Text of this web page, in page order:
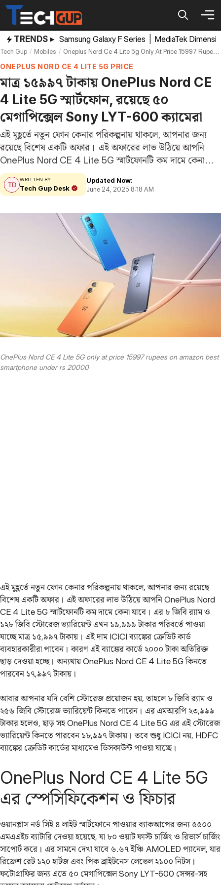
Skip
content
TRENDS ▸ Samsung Galaxy F Series MediaTek
Tech Gup Mobiles Oneplus Nord Ce 4 Lite 5g Only At Price 15997 Rupees On Amazon Best Smartphone Under Rs 20000
ONEPLUS NORD CE 4 LITE 5G PRICE
মাত্র ১৫৯৯৭ টাকায় OnePlus Nord CE
4 Lite 5G স্মার্টফোন, রয়েছে ৫০
মেগাপিক্সেল Sony LYT-600 ক্যামেরা
এই মুহূর্তে নতুন ফোন কেনার পরিকল্পনায় থাকলে, আপনার জন্য
রয়েছে বিশেষ একটি অফার। এই অফারের লাভ উঠিয়ে আপনি
OnePlus Nord CE 4 Lite 5G স্মার্টফোনটি কম দামে কেনা
যাবে। এর ৮ জিবি র‍্যাম ও ১২৮ জিবি স্টোরেজ ভ্যারিয়েন্ট এখন
১৯,৯৯৯…
WRITTEN BY :
Tech Gup Desk
Updated Now:
June 24, 2025 8:18 AM
OnePlus Nord CE 4 Lite 5G only at price 15997 rupees on amazon best
smartphone under rs 20000
এই মুহূর্তে নতুন ফোন কেনার পরিকল্পনায় থাকলে, আপনার জন্য রয়েছে
বিশেষ একটি অফার। এই অফারের লাভ উঠিয়ে আপনি OnePlus Nord
CE 4 Lite 5G স্মার্টফোনটি কম দামে কেনা যাবে। এর ৮ জিবি র‍্যাম ও
১২৮ জিবি স্টোরেজ ভ্যারিয়েন্ট এখন ১৯,৯৯৯ টাকার পরিবর্তে পাওয়া
যাচ্ছে মাত্র ১৫,৯৯৭ টাকায়। এই দাম ICICI ব্যাঙ্কের ক্রেডিট কার্ড
ব্যবহারকারীরা পাবেন। কারণ এই ব্যাঙ্কের কার্ডে ২০০০ টাকা অতিরিক্ত
ছাড় দেওয়া হচ্ছে। অন্যথায় OnePlus Nord CE 4 Lite 5G কিনতে
পারবেন ১৭,৯৯৭ টাকায়।
আবার আপনার যদি বেশি স্টোরেজ প্রয়োজন হয়, তাহলে ৮ জিবি র‍্যাম ও
২৫৬ জিবি স্টোরেজ ভ্যারিয়েন্ট কিনতে পারেন। এর এমআরপি ২৩,৯৯৯
টাকার হলেও, ছাড় সহ OnePlus Nord CE 4 Lite 5G এর এই স্টোরেজ
ভ্যারিয়েন্ট কিনতে পারবেন ১৮,৯৯৭ টাকায়। তবে শুধু ICICI নয়, HDFC
ব্যাঙ্কের ক্রেডিট কার্ডের মাধ্যমেও ডিসকাউন্ট পাওয়া যাচ্ছে।
OnePlus Nord CE 4 Lite 5G
এর স্পেসিফিকেশন ও ফিচার
ওয়ানপ্লাস নর্ড সিই ৪ লাইট স্মার্টফোনে পাওয়ার ব্যাকআপের জন্য ৫৫০০
এমএএইচ ব্যাটারি দেওয়া হয়েছে, যা ৮০ ওয়াট ফাস্ট চার্জিং ও রিভার্স চার্জিং
সাপোর্ট করে। এর সামনে দেখা যাবে ৬.৬৭ ইঞ্চি AMOLED প্যানেল, যার
রিফ্রেশ রেট ১২০ হার্টজ এবং পিক ব্রাইটনেস লেভেল ২১০০ নিটস।
ফটোগ্রাফির জন্য এতে ৫০ মেগাপিক্সেল Sony LYT-600 সেন্সর-সহ